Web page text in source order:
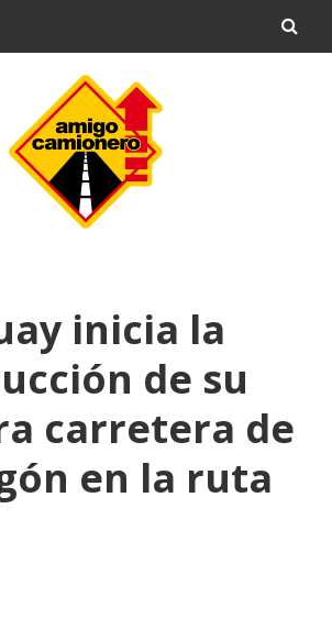
inicia la
de su
carretera de
en la ruta